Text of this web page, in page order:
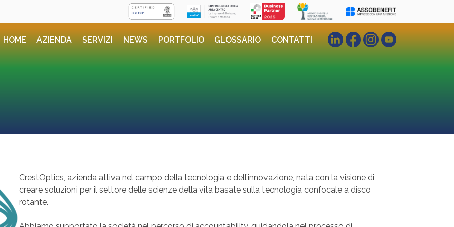
HOME
AZIENDA SERVIZI NEWS PORTFOLIO GLOSSARIO CONTATTI
CrestOptics, azienda attiva nel campo della tecnologia e dell’innovazione, nata con la visione di
creare soluzioni per il settore delle scienze della vita basate sulla tecnologia confocale a disco
rotante.